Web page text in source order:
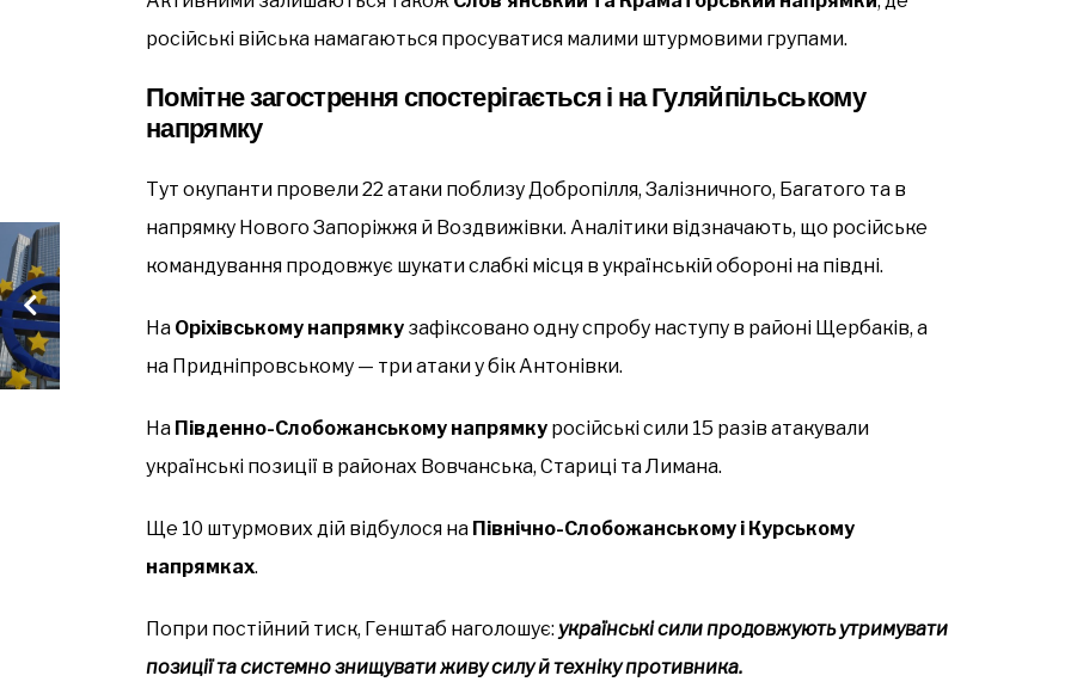
російські війська намагаються просуватися малими штурмовими групами.
Помітне загострення спостерігається і на Гуляйпільському
напрямку
Тут окупанти провели 22 атаки поблизу Добропілля, Залізничного, Багатого та в
напрямку Нового Запоріжжя й Воздвижівки. Аналітики відзначають, що російське
командування продовжує шукати слабкі місця в українській обороні на півдні.
На Оріхівському напрямку зафіксовано одну спробу наступу в районі Щербаків, а
на Придніпровському — три атаки у бік Антонівки.
На Південно-Слобожанському напрямку російські сили 15 разів атакували
українські позиції в районах Вовчанська, Стариці та Лимана.
Ще 10 штурмових дій відбулося на Північно-Слобожанському і Курському
напрямках.
Попри постійний тиск, Генштаб наголошує: українські сили продовжують утримувати
позиції та системно знищувати живу силу й техніку противника.